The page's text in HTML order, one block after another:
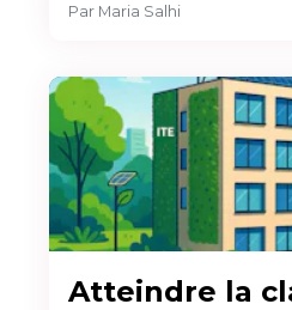
Par Maria Salhi
Atteindre la